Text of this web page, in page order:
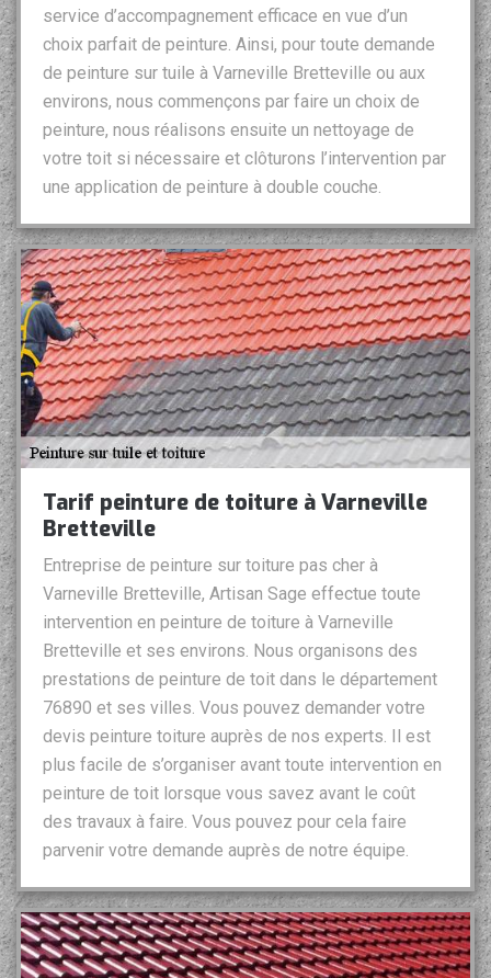
service d’accompagnement efficace en vue d’un
choix parfait de peinture. Ainsi, pour toute demande
de peinture sur tuile à Varneville Bretteville ou aux
environs, nous commençons par faire un choix de
peinture, nous réalisons ensuite un nettoyage de
votre toit si nécessaire et clôturons l’intervention par
une application de peinture à double couche.
Tarif peinture de toiture à Varneville
Bretteville
Entreprise de peinture sur toiture pas cher à
Varneville Bretteville, Artisan Sage effectue toute
intervention en peinture de toiture à Varneville
Bretteville et ses environs. Nous organisons des
prestations de peinture de toit dans le département
76890 et ses villes. Vous pouvez demander votre
devis peinture toiture auprès de nos experts. Il est
plus facile de s’organiser avant toute intervention en
peinture de toit lorsque vous savez avant le coût
des travaux à faire. Vous pouvez pour cela faire
parvenir votre demande auprès de notre équipe.